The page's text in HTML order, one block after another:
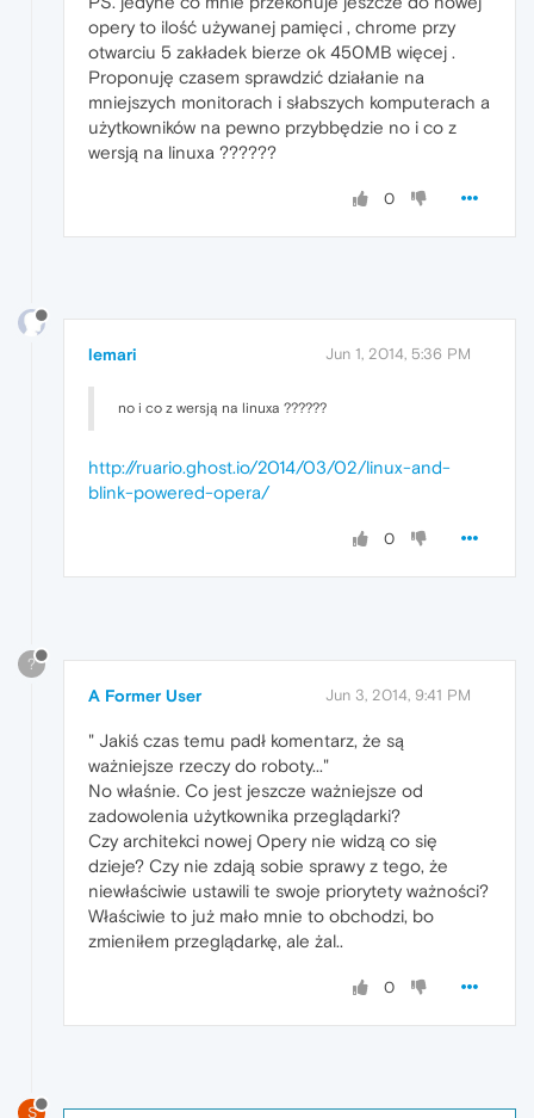
opery to ilość używanej pamięci , chrome przy
otwarciu 5 zakładek bierze ok 450MB więcej .
Proponuję czasem sprawdzić działanie na
mniejszych monitorach i słabszych komputerach a
użytkowników na pewno przybbędzie no i co z
wersją na linuxa ??????
0
lemari Jun 1, 2014, 5:36 PM
no i co z wersją na linuxa ??????
http://ruario.ghost.io/2014/03/02/linux-and-
blink-powered-opera/
0
?
A Former User Jun 3, 2014, 9:41 PM
" Jakiś czas temu padł komentarz, że są
ważniejsze rzeczy do roboty..."
No właśnie. Co jest jeszcze ważniejsze od
zadowolenia użytkownika przeglądarki?
Czy architekci nowej Opery nie widzą co się
dzieje? Czy nie zdają sobie sprawy z tego, że
niewłaściwie ustawili te swoje priorytety ważności?
Właściwie to już mało mnie to obchodzi, bo
zmieniłem przeglądarkę, ale żal..
0
S